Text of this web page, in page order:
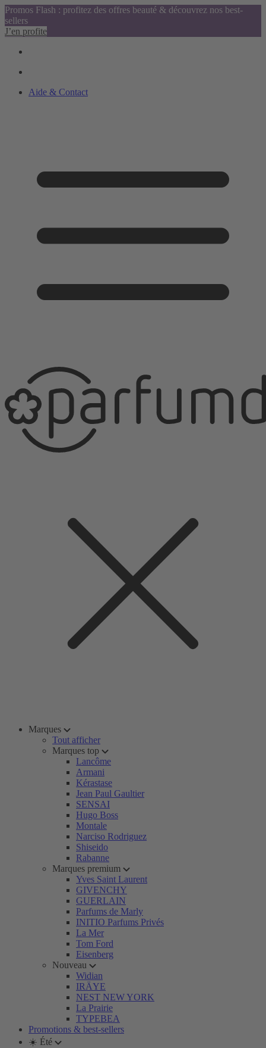
Promos Flash : profitez des offres beauté & découvrez nos best-
sellers
J’en profite
Aide & Contact
Marques
Tout afficher
Marques top
Lancôme
Armani
Kérastase
Jean Paul Gaultier
SENSAI
Hugo Boss
Montale
Narciso Rodriguez
Shiseido
Rabanne
Marques premium
Yves Saint Laurent
GIVENCHY
GUERLAIN
Parfums de Marly
INITIO Parfums Privés
La Mer
Tom Ford
Eisenberg
Nouveau
Widian
IRÄYE
NEST NEW YORK
La Prairie
TYPEBEA
Promotions & best-sellers
☀️ Été